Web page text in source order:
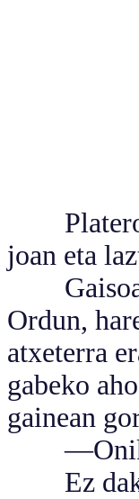
Platero
joan eta
Gaisoa
Ordun,
atxeterra
gabeko
gainean
—Onik
Ez dakit